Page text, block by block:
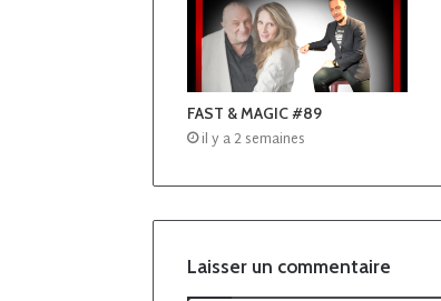
FAST & MAGIC #89
il y a 2 semaines
Laisser un commentaire